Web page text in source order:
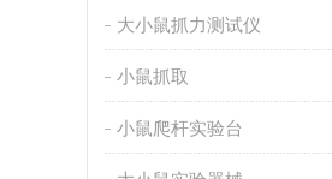
大小鼠抓力测试仪
小鼠抓取
小鼠爬杆实验台